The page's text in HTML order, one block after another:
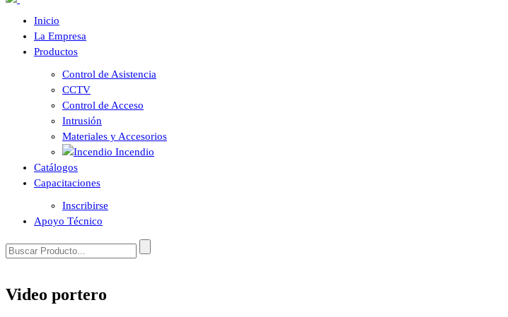
Inicio
La Empresa
Productos
Control de Asistencia
CCTV
Control de Acceso
Intrusión
Materiales y Accesorios
Incendio
Catálogos
Capacitaciones
Inscribirse
Apoyo Técnico
Video portero